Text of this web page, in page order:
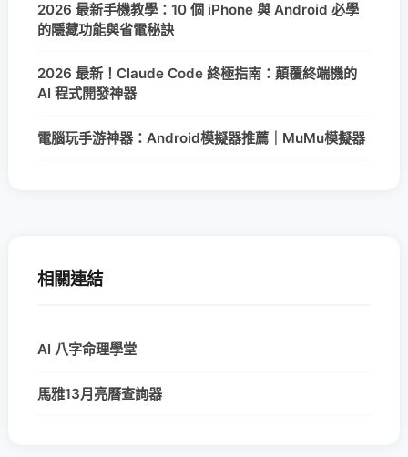
2026 最新手機教學：10 個 iPhone 與 Android 必學
的隱藏功能與省電秘訣
2026 最新！Claude Code 終極指南：顛覆終端機的
AI 程式開發神器
電腦玩手游神器：Android模擬器推薦｜MuMu模擬器
相關連結
AI 八字命理學堂
馬雅13月亮曆查詢器